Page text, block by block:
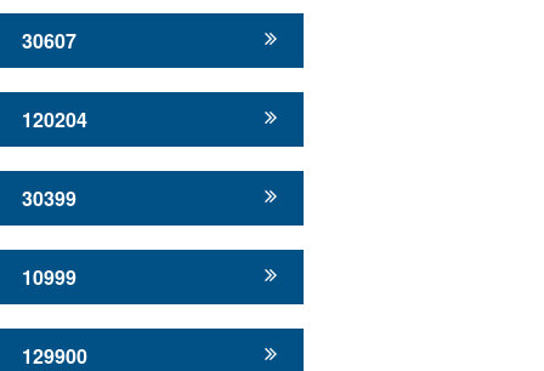
30607
120204
30399
10999
129900